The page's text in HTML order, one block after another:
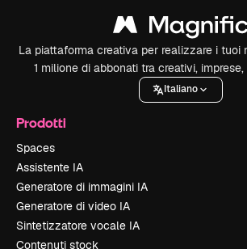
La piattaforma creativa per realizzare i tuoi
1 milione di abbonati tra creativi,
Italiano
Prodotti
Spaces
Assistente IA
Generatore di immagini IA
Generatore di video IA
Sintetizzatore vocale IA
Contenuti stock